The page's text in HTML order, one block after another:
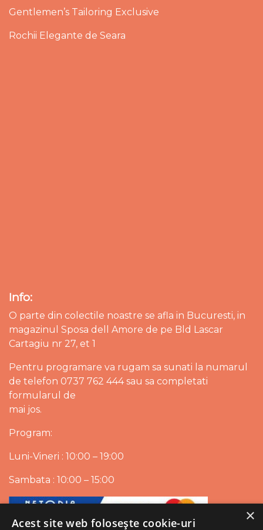
Gentlemen’s Tailoring Exclusive
Rochii Elegante de Seara
Info:
O parte din colectile noastre se afla in Bucuresti, in
magazinul Sposa dell Amore de pe Bld Lascar
Cartagiu nr 27, et 1
Pentru programare va rugam sa sunati la numarul
de telefon 0737 762 444 sau sa completati
formularul de
mai jos.
Program:
Luni-Vineri : 10:00 – 19:00
Sambata : 10:00 – 15:00
×
Acest site web folosește cookie-uri